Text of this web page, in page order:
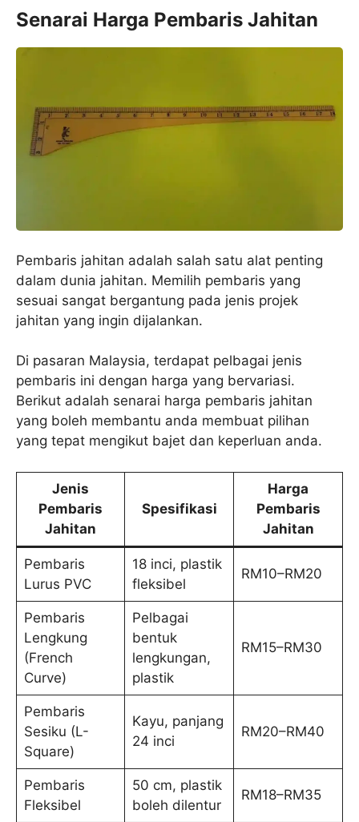
Senarai Harga Pembaris Jahitan
Pembaris jahitan adalah salah satu alat penting
dalam dunia jahitan. Memilih pembaris yang
sesuai sangat bergantung pada jenis projek
jahitan yang ingin dijalankan.
Di pasaran Malaysia, terdapat pelbagai jenis
pembaris ini dengan harga yang bervariasi.
Berikut adalah senarai harga pembaris jahitan
yang boleh membantu anda membuat pilihan
yang tepat mengikut bajet dan keperluan anda.
Jenis
Pembaris
Jahitan
Spesifikasi
Harga
Pembaris
Jahitan
Pembaris
Lurus PVC
18 inci, plastik
fleksibel
RM10–RM20
Pembaris
Lengkung
(French
Curve)
Pelbagai
bentuk
lengkungan,
plastik
RM15–RM30
Pembaris
Sesiku (L-
Square)
Kayu, panjang
24 inci
RM20–RM40
Pembaris
Fleksibel
50 cm, plastik
boleh dilentur
RM18–RM35